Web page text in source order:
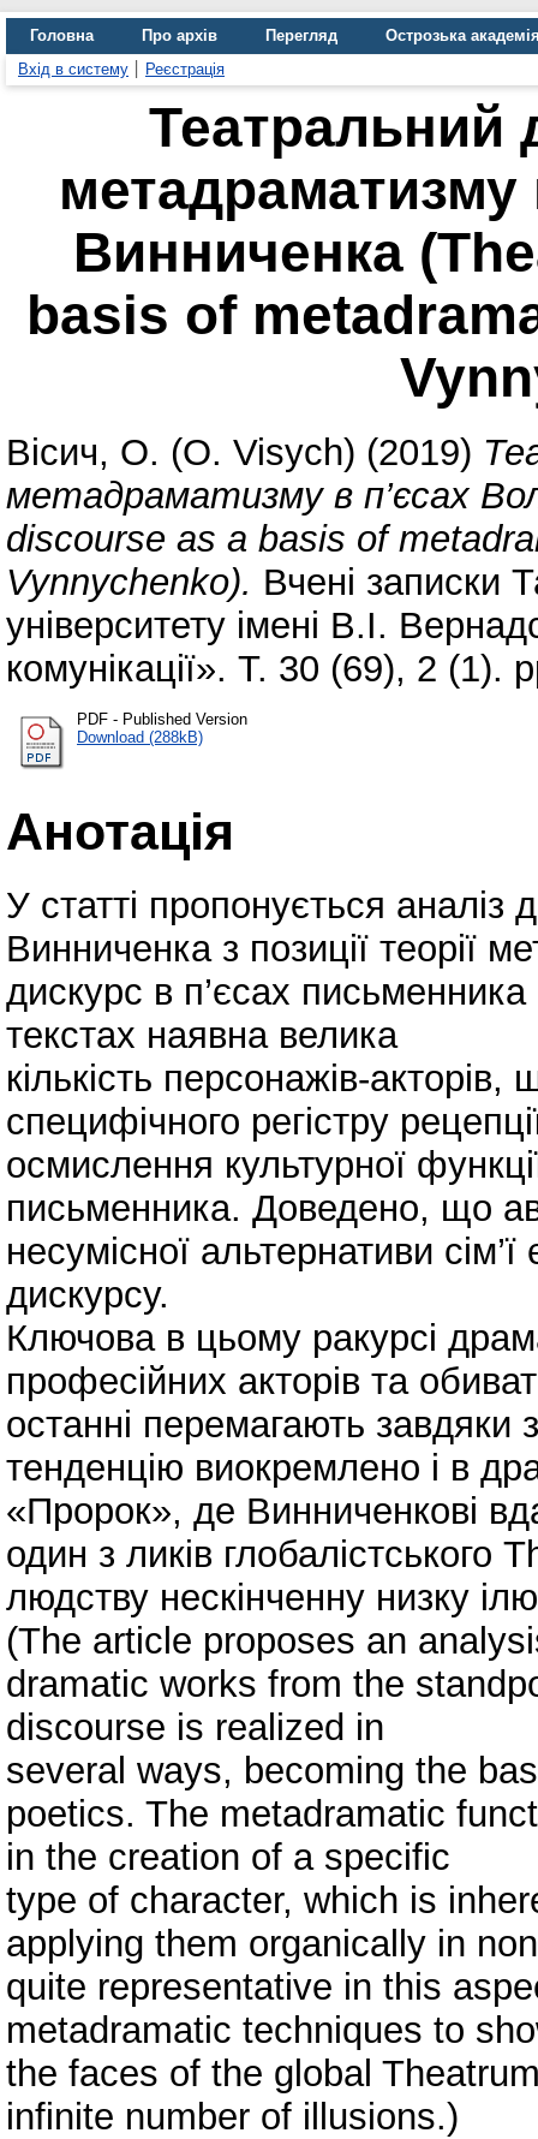
Головна Про архів Перегляд
Острозька
Вхід в систему
Реєстрація
Театральний
Винниченка
basis of
Вісич, О. (O. Visych) (2019)
метадраматизму в п’єсах
discourse as a basis of
Vynnychenko). Вчені записки
університету імені В.І.
комунікації». Т. 30 (69), 2 (1).
PDF - Published Version
Download (288kB)
Анотація
У статті пропонується
Винниченка з позиції теорії
дискурс в п’єсах
текстах наявна велика
кількість персонажів-
специфічного регістру
осмислення культурної
письменника. Доведено, що
несумісної альтернативи
дискурсу.
Ключова в цьому ракурсі
професійних акторів та
останні перемагають завдяки
тенденцію виокремлено і в
«Пророк», де Винниченкові
один з ликів
людству нескінченну низку
(The article proposes an
dramatic works from the
discourse is realized in
several ways, becoming the
poetics. The metadramatic
in the creation of a specific
type of character, which is
applying them organically in
quite representative in this
metadramatic techniques to
the faces of the global
infinite number of illusions.)